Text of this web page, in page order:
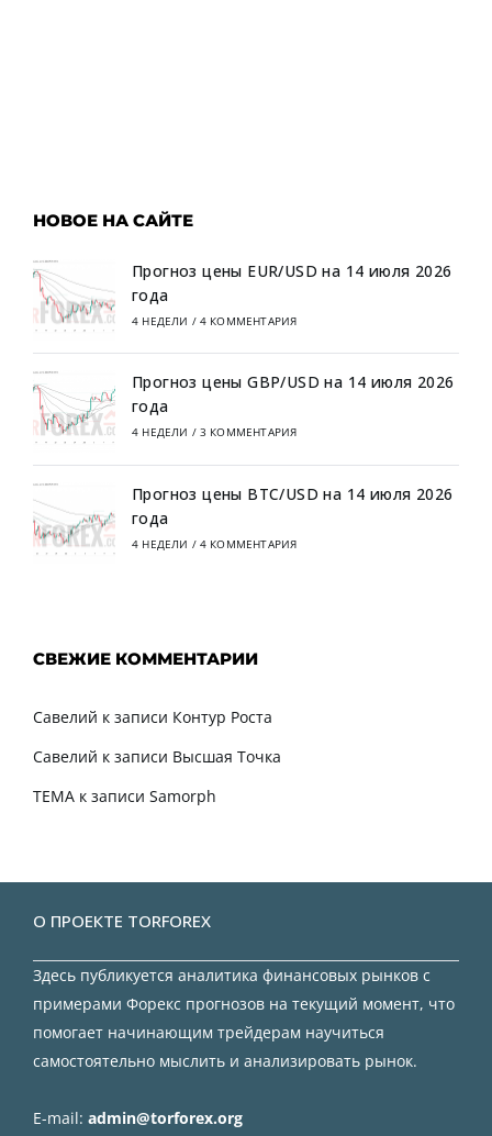
НОВОЕ НА САЙТЕ
Прогноз цены EUR/USD на 14 июля 2026
года
4 НЕДЕЛИ / 4 КОММЕНТАРИЯ
Прогноз цены GBP/USD на 14 июля 2026
года
4 НЕДЕЛИ / 3 КОММЕНТАРИЯ
Прогноз цены BTC/USD на 14 июля 2026
года
4 НЕДЕЛИ / 4 КОММЕНТАРИЯ
СВЕЖИЕ КОММЕНТАРИИ
Савелий к записи Контур Роста
Савелий к записи Высшая Точка
TEMA к записи Samorph
О ПРОЕКТЕ TORFOREX
Здесь публикуется аналитика финансовых рынков с
примерами Форекс прогнозов на текущий момент, что
помогает начинающим трейдерам научиться
самостоятельно мыслить и анализировать рынок.
E-mail: admin@torforex.org